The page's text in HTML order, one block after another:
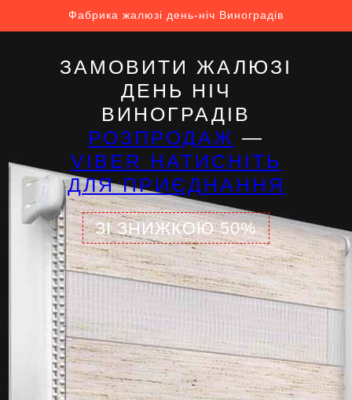
Фабрика жалюзі день-ніч Виноградів
ЗАМОВИТИ ЖАЛЮЗІ
ДЕНЬ НІЧ
ВИНОГРАДІВ
РОЗПРОДАЖ —
VIBER НАТИСНІТЬ
ДЛЯ ПРИЄДНАННЯ
ЗІ ЗНИЖКОЮ 50%